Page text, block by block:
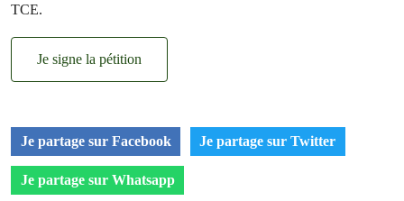
TCE.
Je signe la pétition
Je partage sur Facebook Je partage sur Twitter
Je partage sur Whatsapp